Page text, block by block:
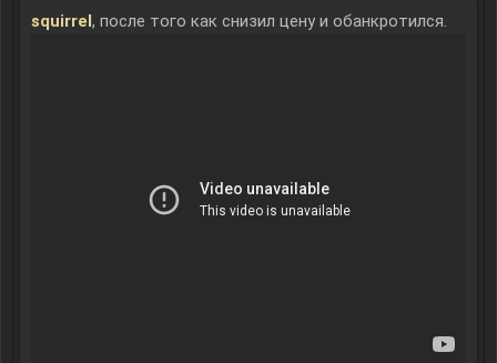
squirrel, после того как снизил цену и обанкротился.